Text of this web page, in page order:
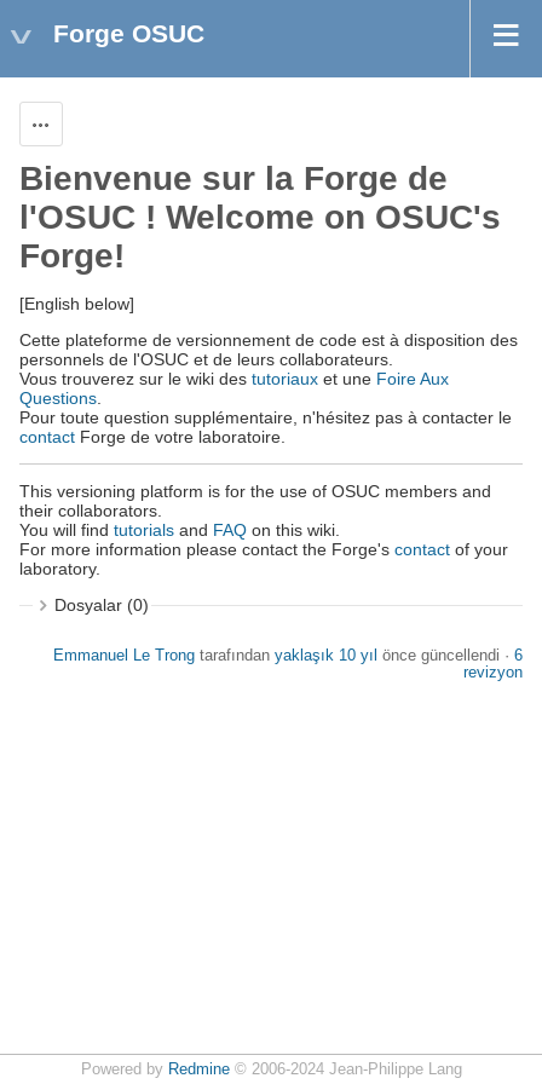
Forge OSUC
Bienvenue sur la Forge de
l'OSUC ! Welcome on OSUC's
Forge!
[English below]
Cette plateforme de versionnement de code est à disposition des
personnels de l'OSUC et de leurs collaborateurs.
Vous trouverez sur le wiki des tutoriaux et une Foire Aux
Questions.
Pour toute question supplémentaire, n'hésitez pas à contacter le
contact Forge de votre laboratoire.
This versioning platform is for the use of OSUC members and
their collaborators.
You will find tutorials and FAQ on this wiki.
For more information please contact the Forge's contact of your
laboratory.
Dosyalar (0)
Emmanuel Le Trong tarafından yaklaşık 10 yıl önce güncellendi · 6
revizyon
Powered by Redmine© 2006-2024 Jean-Philippe Lang